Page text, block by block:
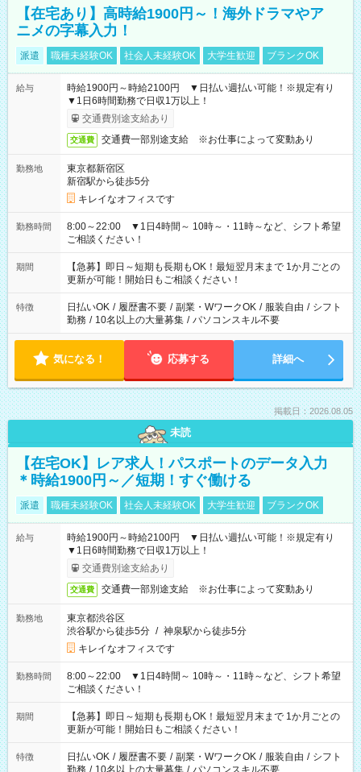
【在宅あり】高時給1900円～！海外ドラマやア
ニメの字幕入力！
派遣 職種未経験OK 社会人未経験OK 大学生歓迎 ブランクOK
給与
時給1900円～時給2100円 ▼日払い週払い可能！※規定有り
▼1日6時間勤務で日収1万以上！
交通費別途支給あり
交通費 交通費一部別途支給 ※お仕事によって変動あり
勤務地
東京都新宿区
新宿駅から徒歩5分
キレイなオフィスです
勤務時間
8:00～22:00 ▼1日4時間～ 10時～・11時～など、シフト希望
ご相談ください！
期間
【急募】即日～短期も長期もOK！最短翌月末まで 1か月ごとの
更新が可能！開始日もご相談ください！
特徴 日払いOK / 履歴書不要 / 副業・WワークOK / 服装自由 / シフト
勤務 / 10名以上の大量募集 / パソコンスキル不要
気になる！ 応募する 詳細へ
掲載日：2026.08.05
未読
【在宅OK】レア求人！パスポートのデータ入力
＊時給1900円～／短期！すぐ働ける
派遣 職種未経験OK 社会人未経験OK 大学生歓迎 ブランクOK
給与
時給1900円～時給2100円 ▼日払い週払い可能！※規定有り
▼1日6時間勤務で日収1万以上！
交通費別途支給あり
交通費 交通費一部別途支給 ※お仕事によって変動あり
勤務地
東京都渋谷区
渋谷駅から徒歩5分 / 神泉駅から徒歩5分
キレイなオフィスです
勤務時間
8:00～22:00 ▼1日4時間～ 10時～・11時～など、シフト希望
ご相談ください！
期間
【急募】即日～短期も長期もOK！最短翌月末まで 1か月ごとの
更新が可能！開始日もご相談ください！
特徴 日払いOK / 履歴書不要 / 副業・WワークOK / 服装自由 / シフト
勤務 / 10名以上の大量募集 / パソコンスキル不要